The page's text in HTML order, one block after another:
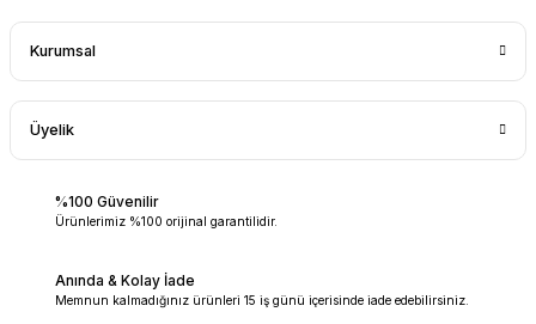
Kurumsal
Üyelik
%100 Güvenilir
Ürünlerimiz %100 orijinal garantilidir.
Anında & Kolay İade
Memnun kalmadığınız ürünleri 15 iş günü içerisinde iade edebilirsiniz.